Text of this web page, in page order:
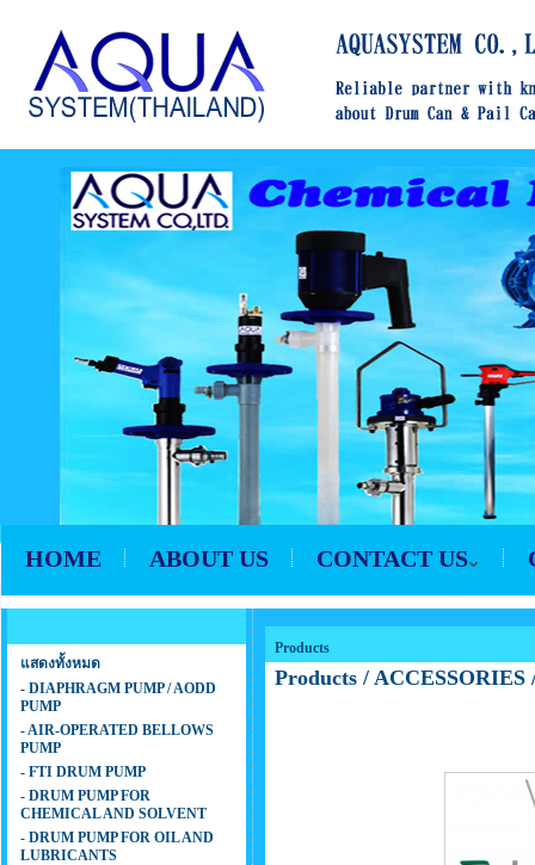
HOME ABOUT US CONTACT US
แสดงทั้งหมด
- DIAPHRAGM PUMP / AODD
PUMP
- AIR-OPERATED BELLOWS
PUMP
- FTI DRUM PUMP
- DRUM PUMP FOR
CHEMICAL AND SOLVENT
- DRUM PUMP FOR OIL AND
LUBRICANTS
Products
Products / ACCESSORIES